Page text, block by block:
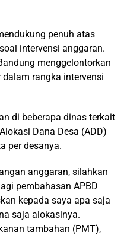
penuh atas
intervensi anggaran.
menggelontorkan
rangka intervensi
di beberapa dinas terkait
Dana Desa (ADD)
per desanya.
anggaran, silahkan
pembahasan APBD
kepada saya apa saja
saja alokasinya.
tambahan (PMT),